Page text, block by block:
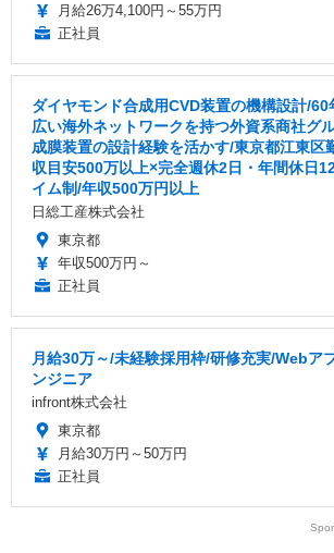
月給26万4,100円～55万円
正社員
ダイヤモンド合成用CVD装置の機構設計/
広い海外ネットワークを持つ外資系商社グ
成膜装置の設計経験を活かす/東京都江東区
収目安500万以上×完全週休2日・年間休日
イム制/年収500万円以上
日総工産株式会社
東京都
年収500万円～
正社員
月給30万～/未経験採用枠/研修充実/Webア
ンジニア
infront株式会社
東京都
月給30万円～50万円
正社員